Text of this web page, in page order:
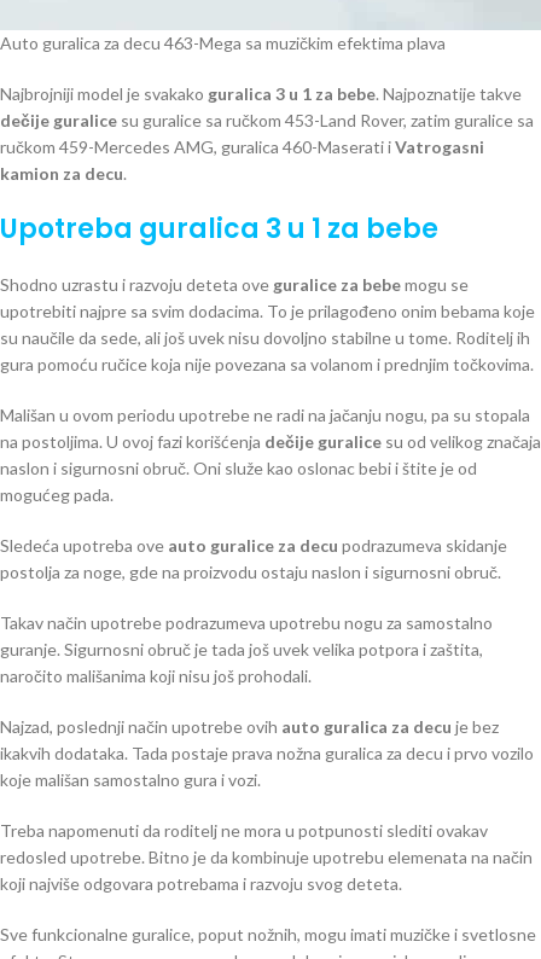
Auto guralica za decu 463-Mega sa muzičkim efektima plava
Najbrojniji model je svakako guralica 3 u 1 za bebe. Najpoznatije takve
dečije guralice su guralice sa ručkom 453-Land Rover, zatim guralice sa
ručkom 459-Mercedes AMG, guralica 460-Maserati iVatrogasni
kamion za decu.
Upotreba guralica 3 u 1 za bebe
Shodno uzrastu i razvoju deteta ove guralice za bebemogu se
upotrebiti najpre sa svim dodacima. To je prilagođeno onim bebama koje
su naučile da sede, ali još uvek nisu dovoljno stabilne u tome. Roditelj ih
gura pomoću ručice koja nije povezana sa volanom i prednjim točkovima.
Mališan u ovom periodu upotrebe ne radi na jačanju nogu, pa su stopala
na postoljima. U ovoj fazi korišćenja dečije guralice su od velikog značaja
naslon i sigurnosni obruč. Oni služe kao oslonac bebi i štite je od
mogućeg pada.
Sledeća upotreba ove auto guralice za decu podrazumeva skidanje
postolja za noge, gde na proizvodu ostaju naslon i sigurnosni obruč.
Takav način upotrebe podrazumeva upotrebu nogu za samostalno
guranje. Sigurnosni obruč je tada još uvek velika potpora i zaštita,
naročito mališanima koji nisu još prohodali.
Najzad, poslednji način upotrebe ovih auto guralica za decu je bez
ikakvih dodataka. Tada postaje prava nožna guralica za decu i prvo vozilo
koje mališan samostalno gura i vozi.
Treba napomenuti da roditelj ne mora u potpunosti slediti ovakav
redosled upotrebe. Bitno je da kombinuje upotrebu elemenata na način
koji najviše odgovara potrebama i razvoju svog deteta.
Sve funkcionalne guralice, poput nožnih, mogu imati muzičke i svetlosne